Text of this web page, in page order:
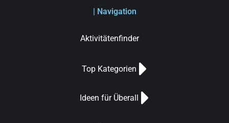
| Navigation
Aktivitätenfinder
Top Kategorien
Ideen für Überall